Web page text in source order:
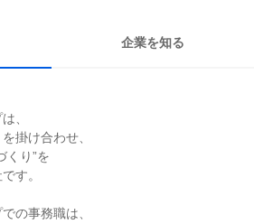
企業を知る
、
掛け合わせ、
くり”を
す。
の事務職は、